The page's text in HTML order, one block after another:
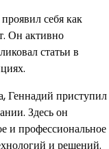
себя как
Он активно
статьи в
Геннадий приступил
Здесь он
и профессиональное
и решений.